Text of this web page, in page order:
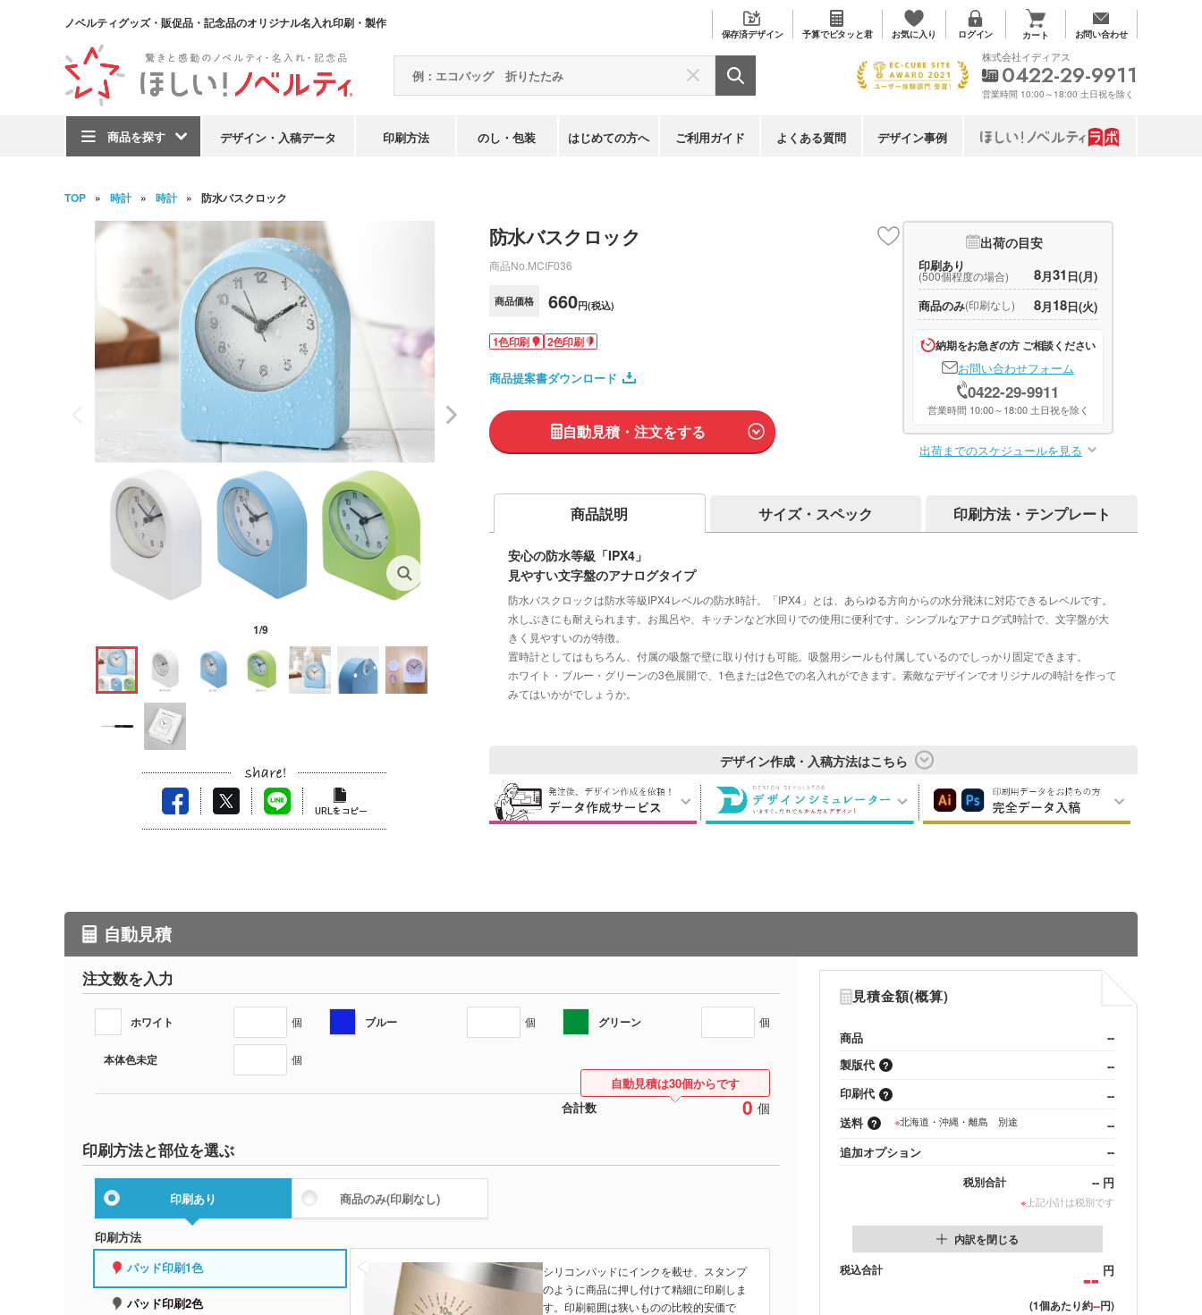
ノベルティグッズ・販促品・記念品のオリジナル名入れ印刷・製作
保存済デザイン 予算でピタッと君 お気に入り ログイン カート お問い合わせ
商品を探す デザイン・入稿データ 印刷方法 のし・包装 はじめての方へ ご利用ガイド よくある質問 デザイン事例
株式会社イディアス
0422-29-9911
営業時間 10:00～18:00 土日祝を除く
TOP 時計 時計 防水バスクロック
1/9
防水バスクロック
商品No. MCIF036
商品価格 660円(税込)
1色印刷 2色印刷
商品提案書ダウンロード
自動見積・注文をする
出荷の目安
印刷あり
(500個程度の場合) 8月31 日(月)
商品のみ(印刷なし) 8月18日(火)
納期をお急ぎの方 ご相談ください
お問い合わせフォーム
0422-29-9911
営業時間 10:00～18:00 土日祝を除く
出荷までのスケジュールを見る
商品説明 サイズ・スペック 印刷方法・テンプレート
安心の防水等級「IPX4」
見やすい文字盤のアナログタイプ
防水バスクロックは防水等級IPX4レベルの防水時計。「IPX4」とは、あらゆる方向からの水分飛沫に対応できるレベルです。
水しぶきにも耐えられます。お風呂や、キッチンなど水回りでの使用に便利です。シンプルなアナログ式時計で、文字盤が大
きく見やすいのが特徴。
置時計としてはもちろん、付属の吸盤で壁に取り付けも可能。吸盤用シールも付属しているのでしっかり固定できます。
ホワイト・ブルー・グリーンの3色展開で、1色または2色での名入れができます。素敵なデザインでオリジナルの時計を作って
みてはいかがでしょうか。
デザイン作成・入稿方法はこちら
自動見積
注文数を入力
ホワイト 個 ブルー 個 グリーン 個
本体色未定 個
合計数 0 個
自動見積は30個からです
印刷方法と部位を選ぶ
印刷あり 商品のみ(印刷なし)
印刷方法
パッド印刷1色
パッド印刷2色
シリコンパッドにインクを載せ、スタンプ
のように商品に押し付けて精細に印刷しま
す。印刷範囲は狭いものの比較的安価で
見積金額(概算)
商品
--
製版代
--
印刷代
--
送料
※北海道・沖縄・離島 別途
--
追加オプション
--
税別合計 -- 円
※ 上記小計は税別です
内訳を閉じる
税込合計
-- 円
(1個あたり約--円)